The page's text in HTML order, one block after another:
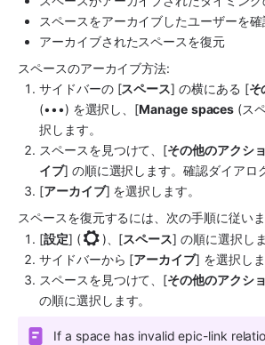
スペースをアーカイブしたユーザーを確
アーカイブされたスペースを復元
スペースのアーカイブ方法:
サイドバーの [スペース] の横にある [そ
(•••) を選択し、[Manage spaces (ス
択します。
スペースを見つけて、[その他のアクシ
イブ] の順に選択します。確認ダイアロ
[アーカイブ] を選択します。
スペースを復元するには、次の手順に従いま
[設定] ( ) 、[スペース] の順に選択しま
サイドバーから [アーカイブ] を選択しま
スペースを見つけて、[その他のアクシ
の順に選択します。
If a space has invalid epic-link